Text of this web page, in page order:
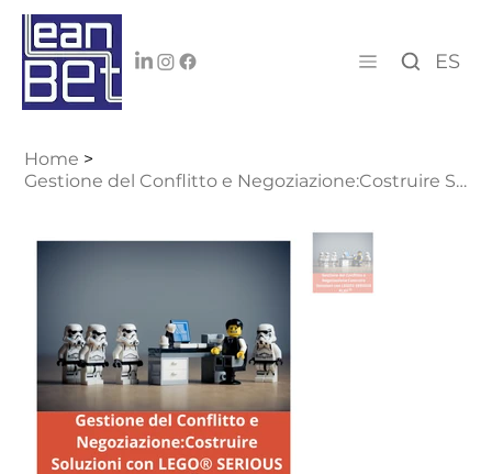
ES
Home >
Gestione del Conflitto e Negoziazione:Costruire Soluzioni con LEGO®SERIOUS PLAY®